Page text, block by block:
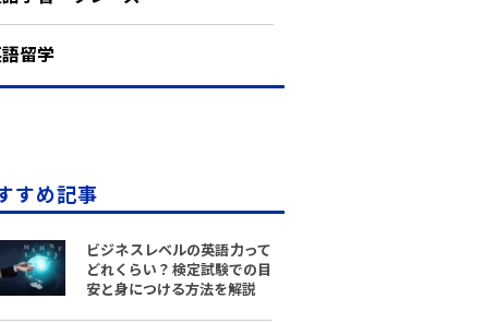
留学
すめ記事
ビジネスレベルの英語力って
どれくらい？検定試験での目
安と身につける方法を解説